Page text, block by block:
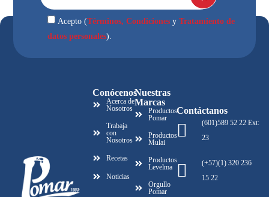
Acepto (Términos, Condicionesy Tratamiento de
datos personales).
Conócenos
Acerca de
Nosotros
Trabaja
con
Nosotros
Recetas
Noticias
Nuestras
Marcas
Productos
Pomar
Productos
Mulai
Productos
Levelma
Orgullo
Pomar
Contáctanos
(601)589 52 22 Ext:
23
(+57)(1) 320 236
15 22